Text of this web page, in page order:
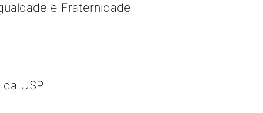
e Fraternidade
USP